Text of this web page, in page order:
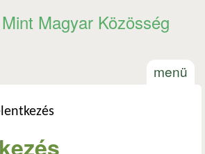
Magyar Közösség
menü